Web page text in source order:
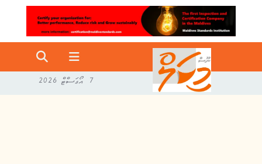
7 އޯގަސްޓް 2026